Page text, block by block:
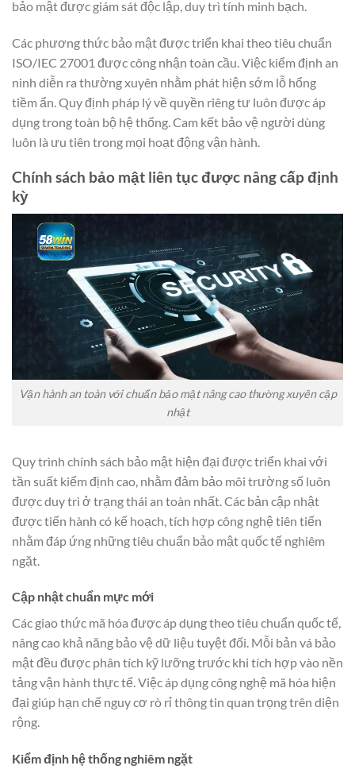
bảo mật được giám sát độc lập, duy trì tính minh bạch.
Các phương thức bảo mật được triển khai theo tiêu chuẩn
ISO/IEC 27001 được công nhận toàn cầu. Việc kiểm định an
ninh diễn ra thường xuyên nhằm phát hiện sớm lỗ hổng
tiềm ẩn. Quy định pháp lý về quyền riêng tư luôn được áp
dụng trong toàn bộ hệ thống. Cam kết bảo vệ người dùng
luôn là ưu tiên trong mọi hoạt động vận hành.
Chính sách bảo mật liên tục được nâng cấp định
kỳ
Vận hành an toàn với chuẩn bảo mật nâng cao thường xuyên cập
nhật
Quy trình chính sách bảo mật hiện đại được triển khai với
tần suất kiểm định cao, nhằm đảm bảo môi trường số luôn
được duy trì ở trạng thái an toàn nhất. Các bản cập nhật
được tiến hành có kế hoạch, tích hợp công nghệ tiên tiến
nhằm đáp ứng những tiêu chuẩn bảo mật quốc tế nghiêm
ngặt.
Cập nhật chuẩn mực mới
Các giao thức mã hóa được áp dụng theo tiêu chuẩn quốc tế,
nâng cao khả năng bảo vệ dữ liệu tuyệt đối. Mỗi bản vá bảo
mật đều được phân tích kỹ lưỡng trước khi tích hợp vào nền
tảng vận hành thực tế. Việc áp dụng công nghệ mã hóa hiện
đại giúp hạn chế nguy cơ rò rỉ thông tin quan trọng trên diện
rộng.
Kiểm định hệ thống nghiêm ngặt